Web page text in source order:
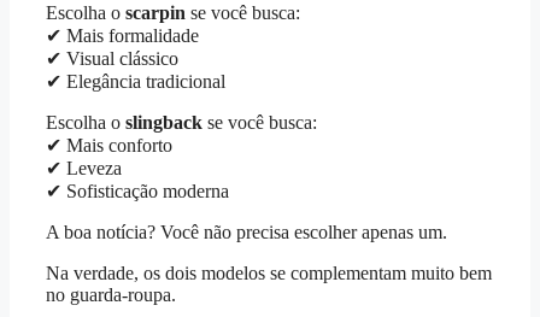
Escolha o scarpin se você busca:
✔ Mais formalidade
✔ Visual clássico
✔ Elegância tradicional
Escolha o slingback se você busca:
✔ Mais conforto
✔ Leveza
✔ Sofisticação moderna
A boa notícia? Você não precisa escolher apenas um.
Na verdade, os dois modelos se complementam muito bem
no guarda-roupa.